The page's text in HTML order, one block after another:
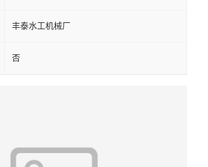
丰泰水工机械厂
否